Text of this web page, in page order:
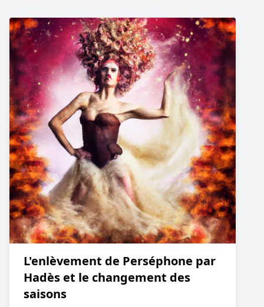
L'enlèvement de Perséphone par
Hadès et le changement des
saisons